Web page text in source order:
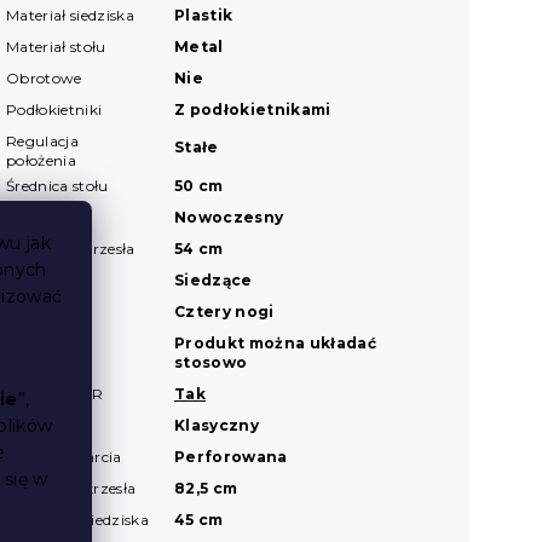
jak
”,
w
Materiał siedziska
Plastik
Materiał stołu
Metal
Obrotowe
Nie
Podłokietniki
Z podłokietnikami
Regulacja
położenia
Stałe
Średnica stołu
50 cm
Nowoczesny
Szerokośc krzesła
54 cm
Typ
Siedzące
Cztery nogi
Produkt można układać
stosowo
? Widok AR
Tak
Wygląd
Klasyczny
Wygląd oparcia
Perforowana
Wysokość krzesła
82,5 cm
Wysokość siedziska
45 cm